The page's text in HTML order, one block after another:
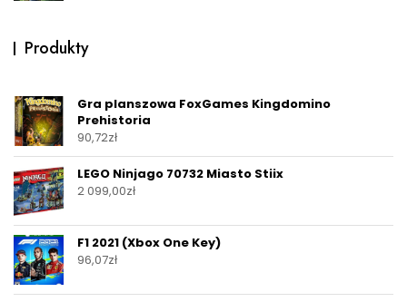
Produkty
Gra planszowa FoxGames Kingdomino
Prehistoria
90,72zł
LEGO Ninjago 70732 Miasto Stiix
2 099,00zł
F1 2021 (Xbox One Key)
96,07zł